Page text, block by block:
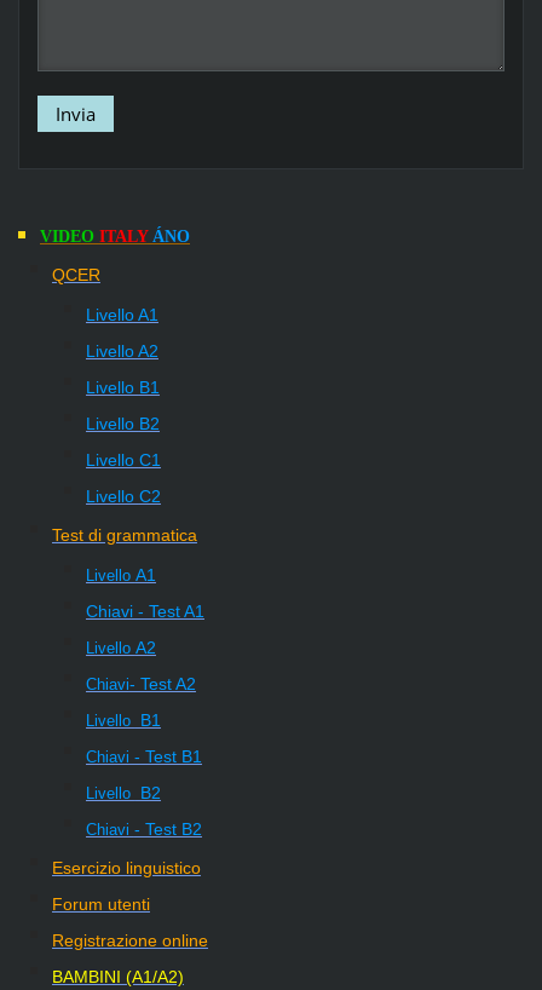
VIDEO ITALYÁNO
QCER
Livello A1
Livello A2
Livello B1
Livello B2
Livello C1
Livello C2
Test di grammatica
Livello A1
Chiavi - Test A1
Livello A2
Chiavi- Test A2
Livello B1
Chiavi - Test B1
Livello B2
Chiavi - Test B2
Esercizio linguistico
Forum utenti
Registrazione online
BAMBINI (A1/A2)